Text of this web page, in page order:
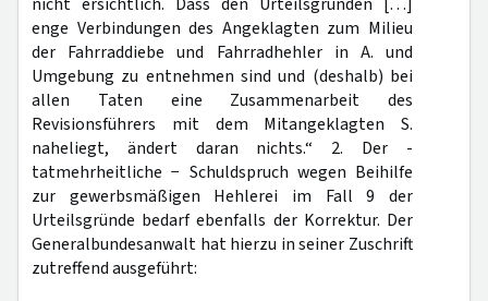
enge Verbindungen des Angeklagten zum Milieu
der Fahrraddiebe und Fahrradhehler in A. und
Umgebung zu entnehmen sind und (deshalb) bei
allen Taten eine Zusammenarbeit des
Revisionsführers mit dem Mitangeklagten S.
naheliegt, ändert daran nichts.“ 2. Der -
tatmehrheitliche − Schuldspruch wegen Beihilfe
zur gewerbsmäßigen Hehlerei im Fall 9 der
Urteilsgründe bedarf ebenfalls der Korrektur. Der
Generalbundesanwalt hat hierzu in seiner Zuschrift
zutreffend ausgeführt: